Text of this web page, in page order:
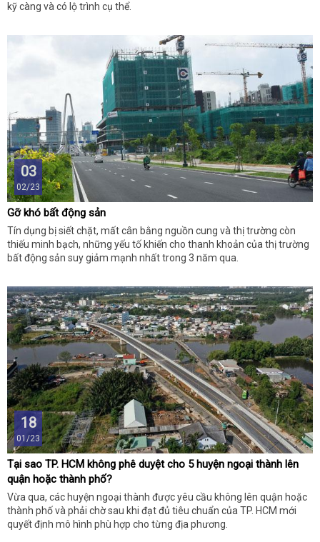
kỹ càng và có lộ trình cụ thể.
03
02/23
Gỡ khó bất động sản
Tín dụng bị siết chặt, mất cân bằng nguồn cung và thị trường còn
thiếu minh bạch, những yếu tố khiến cho thanh khoản của thị trường
bất động sản suy giảm mạnh nhất trong 3 năm qua.
18
01/23
Tại sao TP. HCM không phê duyệt cho 5 huyện ngoại thành lên
quận hoặc thành phố?
Vừa qua, các huyện ngoại thành được yêu cầu không lên quận hoặc
thành phố và phải chờ sau khi đạt đủ tiêu chuẩn của TP. HCM mới
quyết định mô hình phù hợp cho từng địa phương.